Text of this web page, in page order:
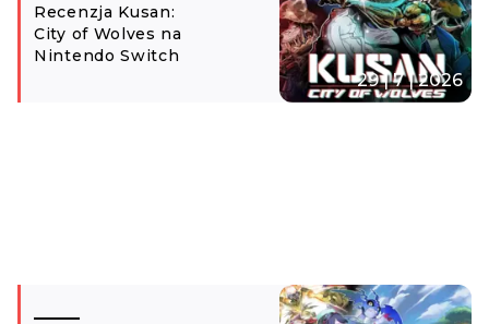
Recenzja Kusan:
City of Wolves na
Nintendo Switch
29 | 7 | 2026